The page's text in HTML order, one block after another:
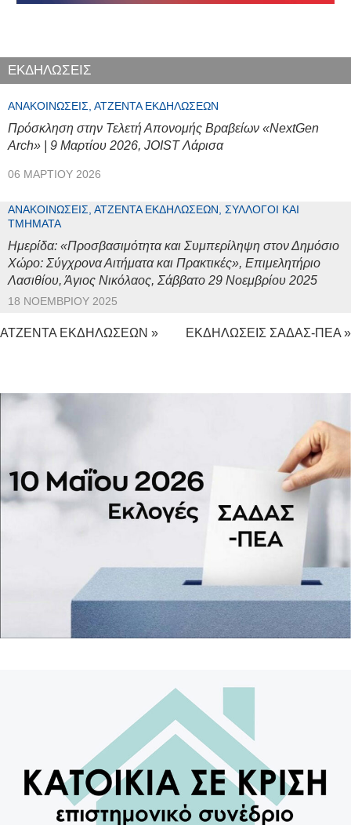
ΕΚΔΗΛΩΣΕΙΣ
ΑΝΑΚΟΙΝΏΣΕΙΣ, ΑΤΖΈΝΤΑ ΕΚΔΗΛΏΣΕΩΝ
Πρόσκληση στην Τελετή Απονομής Βραβείων «NextGen
Arch» | 9 Μαρτίου 2026, JOIST Λάρισα
06 ΜΑΡΤΊΟΥ 2026
ΑΝΑΚΟΙΝΏΣΕΙΣ, ΑΤΖΈΝΤΑ ΕΚΔΗΛΏΣΕΩΝ, ΣΎΛΛΟΓΟΙ ΚΑΙ
ΤΜΉΜΑΤΑ
Ημερίδα: «Προσβασιμότητα και Συμπερίληψη στον Δημόσιο
Χώρο: Σύγχρονα Αιτήματα και Πρακτικές», Επιμελητήριο
Λασιθίου, Άγιος Νικόλαος, Σάββατο 29 Νοεμβρίου 2025
18 ΝΟΕΜΒΡΊΟΥ 2025
ΑΤΖΕΝΤΑ ΕΚΔΗΛΩΣΕΩΝ » ΕΚΔΗΛΩΣΕΙΣ ΣΑΔΑΣ-ΠΕΑ »